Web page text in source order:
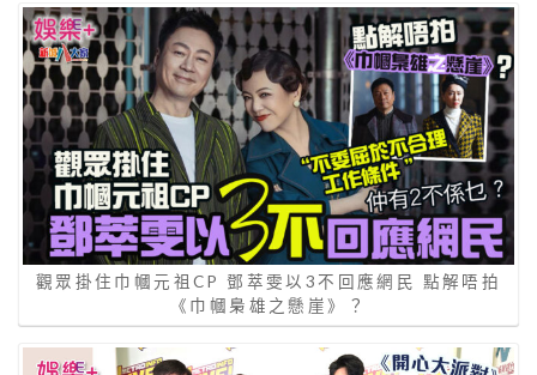
觀眾掛住巾幗元祖CP 鄧萃雯以3不回應網民 點解唔拍
《巾幗梟雄之懸崖》？